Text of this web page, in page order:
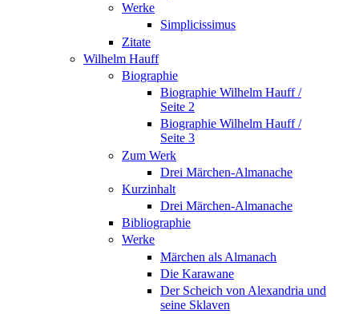
Werke
Simplicissimus
Zitate
Wilhelm Hauff
Biographie
Biographie Wilhelm Hauff /
Seite 2
Biographie Wilhelm Hauff /
Seite 3
Zum Werk
Drei Märchen-Almanache
Kurzinhalt
Drei Märchen-Almanache
Bibliographie
Werke
Märchen als Almanach
Die Karawane
Der Scheich von Alexandria und
seine Sklaven